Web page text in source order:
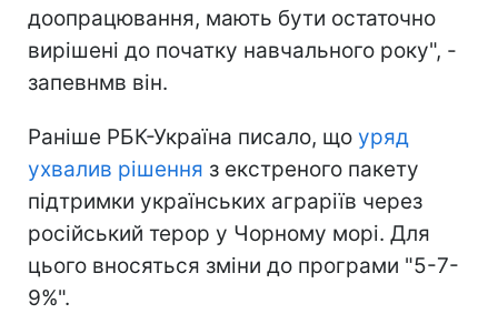
доопрацювання, мають бути остаточно
вирішені до початку навчального року", -
запевнмв він.
Раніше РБК-Україна писало, що уряд
ухвалив рішення з екстреного пакету
підтримки українських аграріїв через
російський терор у Чорному морі. Для
цього вносяться зміни до програми "5-7-
9%".